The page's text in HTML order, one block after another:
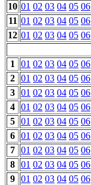
10 01 02 03 04 05 06
11 01 02 03 04 05 06
12 01 02 03 04 05 06
1
01 02 03 04 05 06
2 01 02 03 04 05 06
3 01 02 03 04 05 06
4 01 02 03 04 05 06
5 01 02 03 04 05 06
6 01 02 03 04 05 06
7 01 02 03 04 05 06
8 01 02 03 04 05 06
9 01 02 03 04 05 06